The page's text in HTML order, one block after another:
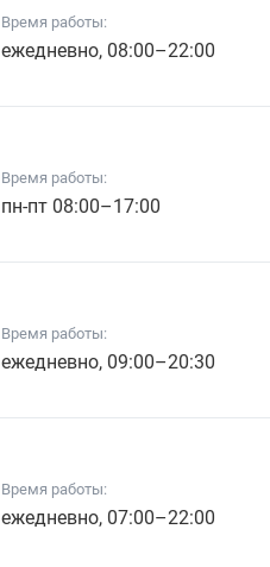
Время работы:
ежедневно, 08:00–22:00
Время работы:
пн-пт 08:00–17:00
Время работы:
ежедневно, 09:00–20:30
Время работы:
ежедневно, 07:00–22:00